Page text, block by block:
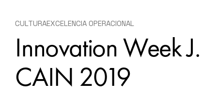
CULTURAEXCELENCIA OPERACIONAL
Innovation Week J.
CAIN 2019